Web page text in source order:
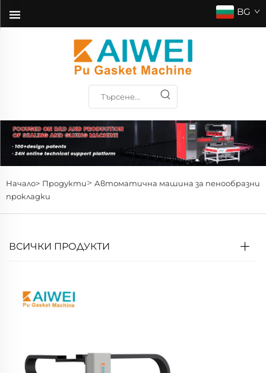
BG
Начало> Продукти> Автоматична машина за пенообразни
прокладки
ВСИЧКИ ПРОДУКТИ